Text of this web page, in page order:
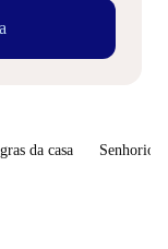
da casa Senhorio